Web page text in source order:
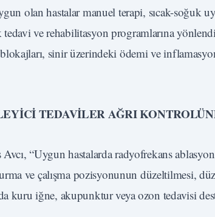
olan hastalar manuel terapi, sıcak-soğuk
ve rehabilitasyon programlarına
sinir üzerindeki ödemi ve
TEDAVİLER AĞRI
“Uygun hastalarda radyofrekans ablasyon
ve çalışma pozisyonunun düzeltilmesi,
kuru iğne, akupunktur veya ozon tedavisi